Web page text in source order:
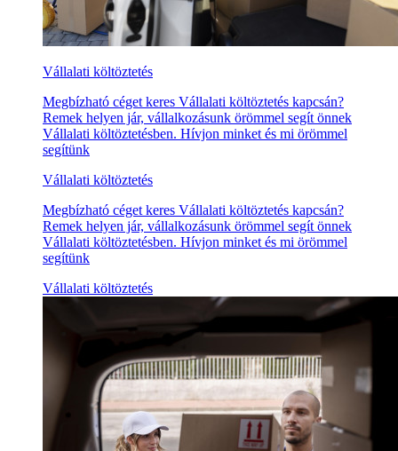
Vállalati költöztetés
Megbízható céget keres Vállalati költöztetés kapcsán?
Remek helyen jár, vállalkozásunk örömmel segít önnek
Vállalati költöztetésben. Hívjon minket és mi örömmel
segítünk
Vállalati költöztetés
Megbízható céget keres Vállalati költöztetés kapcsán?
Remek helyen jár, vállalkozásunk örömmel segít önnek
Vállalati költöztetésben. Hívjon minket és mi örömmel
segítünk
Vállalati költöztetés